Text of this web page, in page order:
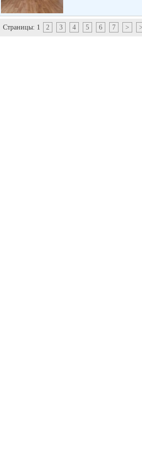
Страницы: 1 2 3 4 5 6 7 >